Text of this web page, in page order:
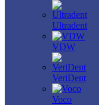
Ultradent
VDW
VeriDent
Voco